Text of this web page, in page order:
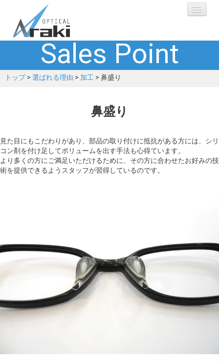
選ばれる理由
ブランド
ショップ
採用
Sales Point
トップ> 選ばれる理由 > 加工 > 鼻盛り
鼻盛り
見た目にもこだわりがあり、部品の取り付けに抵抗がある方には、シリ
コン剤を付け足してボリュームを出す手法も心得ています。
より多くの方にご満足いただけるために、その方に合わせたお好みの技
術を提供できるようスタッフが習得しているのです。